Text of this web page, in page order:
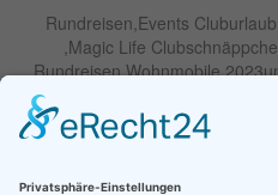
Rundreisen,Events
,Magic Life
Rundreisen Wohnmobile
Weihnachtreisen 2022 und
Namibia, Wohnmobile , Billige
Mietwagentouren , Billige